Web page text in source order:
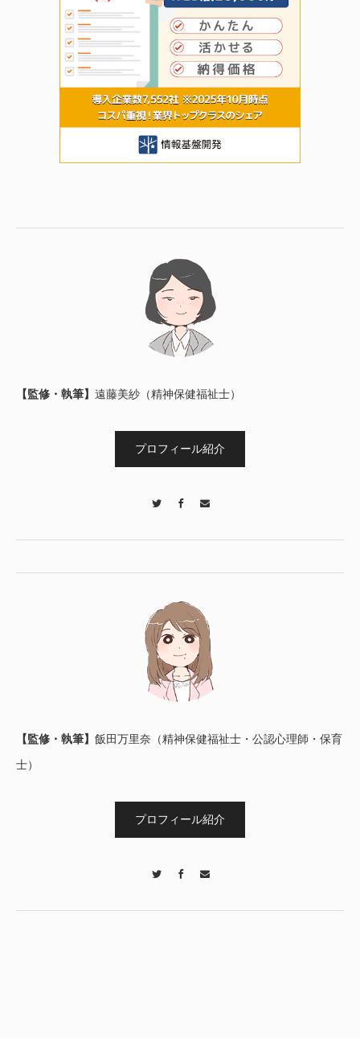
【監修・執筆】 遠藤美紗（精神保健福祉士）
プロフィール紹介
Twitter
【監修・執筆】 飯田万里奈（精神保健福祉士・公認心理師・保育
士）
プロフィール紹介
Twitter